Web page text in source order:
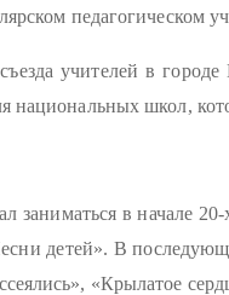
педагогическом
учителей в
национальных школ,
заниматься в начале
детей». В
«Крылатое